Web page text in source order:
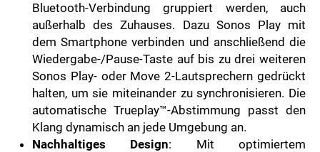
Bluetooth-Verbindung gruppiert werden, auch
außerhalb des Zuhauses. Dazu Sonos Play mit
dem Smartphone verbinden und anschließend die
Wiedergabe-/Pause-Taste auf bis zu drei weiteren
Sonos Play- oder Move 2-Lautsprechern gedrückt
halten, um sie miteinander zu synchronisieren. Die
automatische Trueplay™-Abstimmung passt den
Klang dynamisch an jede Umgebung an.
Nachhaltiges Design: Mit optimiertem